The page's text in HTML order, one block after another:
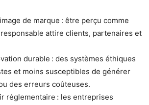
de marque : être perçu comme
attire clients, partenaires et
durable : des systèmes éthiques
et moins susceptibles de générer
des erreurs coûteuses.
réglementaire : les entreprises